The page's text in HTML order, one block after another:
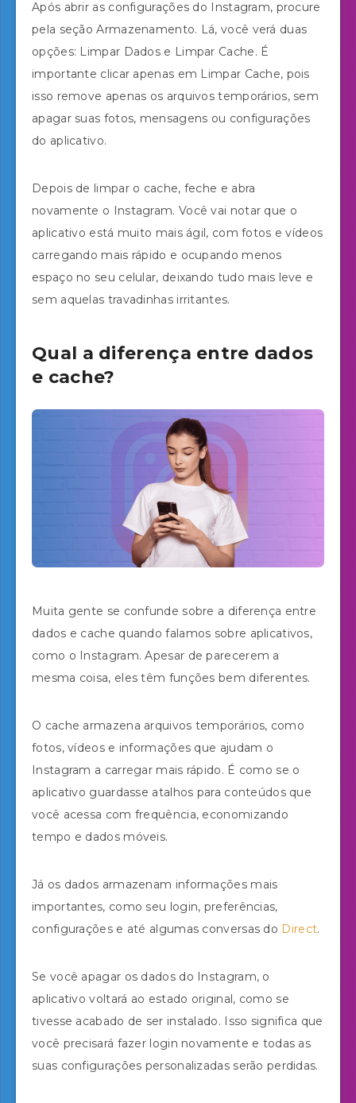
Após abrir as configurações do Instagram, procure
pela seção Armazenamento. Lá, você verá duas
opções: Limpar Dados e Limpar Cache. É
importante clicar apenas em Limpar Cache, pois
isso remove apenas os arquivos temporários, sem
apagar suas fotos, mensagens ou configurações
do aplicativo.
Depois de limpar o cache, feche e abra
novamente o Instagram. Você vai notar que o
aplicativo está muito mais ágil, com fotos e vídeos
carregando mais rápido e ocupando menos
espaço no seu celular, deixando tudo mais leve e
sem aquelas travadinhas irritantes.
Qual a diferença entre dados
e cache?
Muita gente se confunde sobre a diferença entre
dados e cache quando falamos sobre aplicativos,
como o Instagram. Apesar de parecerem a
mesma coisa, eles têm funções bem diferentes.
O cache armazena arquivos temporários, como
fotos, vídeos e informações que ajudam o
Instagram a carregar mais rápido. É como se o
aplicativo guardasse atalhos para conteúdos que
você acessa com frequência, economizando
tempo e dados móveis.
Já os dados armazenam informações mais
importantes, como seu login, preferências,
configurações e até algumas conversas do Direct.
Se você apagar os dados do Instagram, o
aplicativo voltará ao estado original, como se
tivesse acabado de ser instalado. Isso significa que
você precisará fazer login novamente e todas as
suas configurações personalizadas serão perdidas.